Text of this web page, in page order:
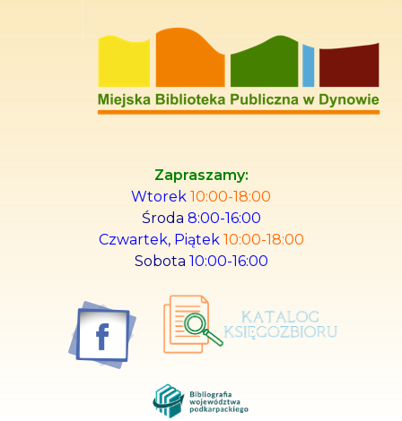
Zapraszamy:
Wtorek 10:00-18:00
Środa 8:00-16:00
Czwartek, Piątek 10:00-18:00
Sobota 10:00-16:00